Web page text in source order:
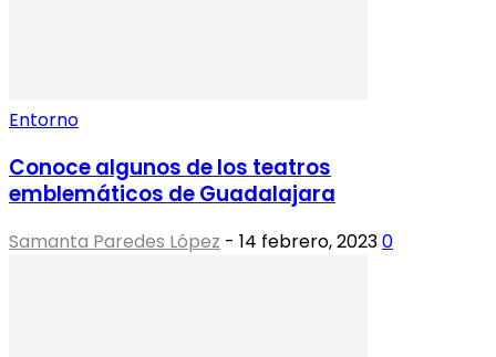
Entorno
Conoce algunos de los teatros
emblemáticos de Guadalajara
Samanta Paredes López - 14 febrero, 20230